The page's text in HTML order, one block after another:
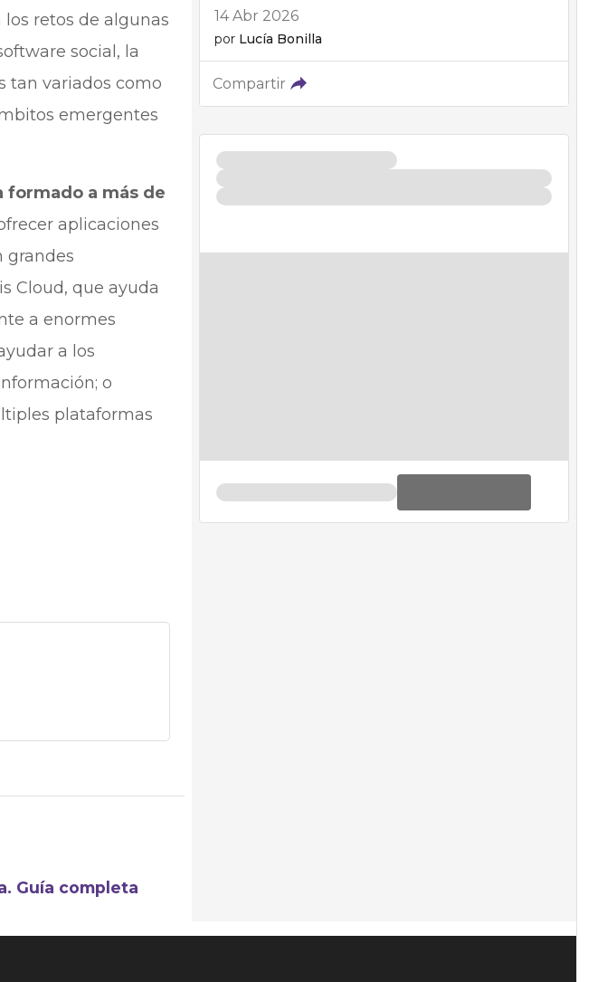
retos de algunas
social, la
tan variados como
emergentes
formado a más de
aplicaciones
grandes
Cloud, que ayuda
a enormes
a los
o
plataformas
Guía completa
14 Abr 2026
por Lucía Bonilla
Compartir